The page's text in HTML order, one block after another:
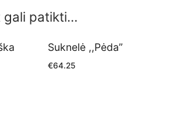
gali patikti…
Suknelė ,,Pėda”
€64.25